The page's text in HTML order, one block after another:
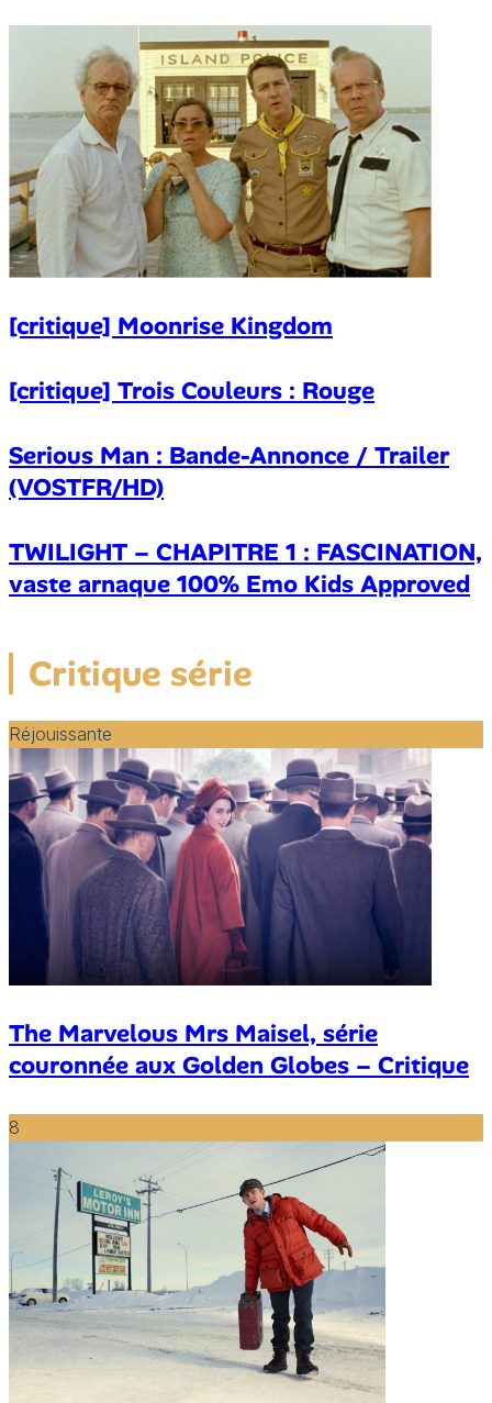
[critique] Moonrise Kingdom
[critique] Trois Couleurs : Rouge
Serious Man : Bande-Annonce / Trailer
(VOSTFR/HD)
TWILIGHT – CHAPITRE 1 : FASCINATION,
vaste arnaque 100% Emo Kids Approved
Critique série
Réjouissante
The Marvelous Mrs Maisel, série
couronnée aux Golden Globes – Critique
8